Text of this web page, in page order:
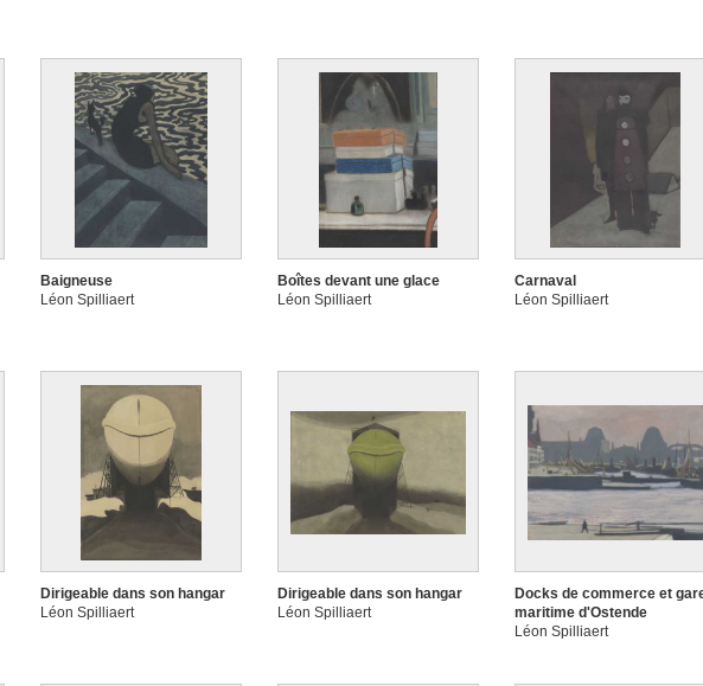
Baigneuse
Léon Spilliaert
Boîtes devant une glace
Léon Spilliaert
Carnaval
Léon Spilliaert
Dirigeable dans son hangar
Léon Spilliaert
Dirigeable dans son hangar
Léon Spilliaert
Docks de commerce et
maritime d'Ostende
Léon Spilliaert